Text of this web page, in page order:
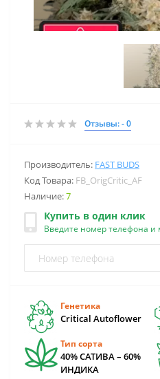
Отзывы: - 0
Производитель: FAST BUDS
Код Товара: FB_OrigCritic_AF
Наличие:7
Купить в один клик
Введите номер телефона
Генетика
Critical Autoflower
Тип сорта
40% САТИВА – 60%
ИНДИКА